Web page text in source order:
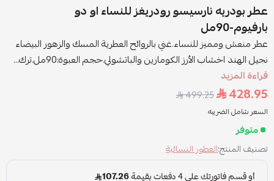
عطر بودريه نارسيسو رودريغز للنساء او دو
بارفيوم-90مل
عطر منعش ومميز للنساء.غني بالروائح العطرية المسك والزهور البيضاء
نجيل الهند اخشاب الأرز الكومارين والباتشولي.حجم العبوة:90مل.ترك...
قراءة المزيد
428.95
499.25
السعر شامل الضريبه
متوفر
تصنيف المنتج:العطور النسائية